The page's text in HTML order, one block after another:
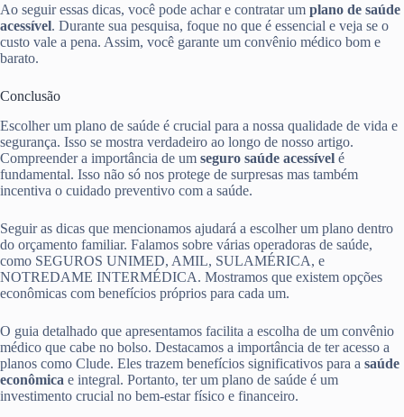
Ao seguir essas dicas, você pode achar e contratar um plano de saúde
acessível. Durante sua pesquisa, foque no que é essencial e veja se o
custo vale a pena. Assim, você garante um convênio médico bom e
barato.
Conclusão
Escolher um plano de saúde é crucial para a nossa qualidade de vida e
segurança. Isso se mostra verdadeiro ao longo de nosso artigo.
Compreender a importância de um seguro saúde acessível é
fundamental. Isso não só nos protege de surpresas mas também
incentiva o cuidado preventivo com a saúde.
Seguir as dicas que mencionamos ajudará a escolher um plano dentro
do orçamento familiar. Falamos sobre várias operadoras de saúde,
como SEGUROS UNIMED, AMIL, SULAMÉRICA, e
NOTREDAME INTERMÉDICA. Mostramos que existem opções
econômicas com benefícios próprios para cada um.
O guia detalhado que apresentamos facilita a escolha de um convênio
médico que cabe no bolso. Destacamos a importância de ter acesso a
planos como Clude. Eles trazem benefícios significativos para a saúde
econômica e integral. Portanto, ter um plano de saúde é um
investimento crucial no bem-estar físico e financeiro.